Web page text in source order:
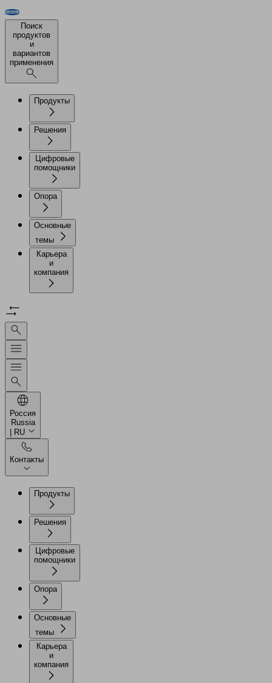
Поиск
продуктов
и
вариантов
применения
Продукты
Решения
Цифровые
помощники
Опора
Основные
темы
Карьера
и
компания
Россия
Russia
| RU
Контакты
Продукты
Решения
Цифровые
помощники
Опора
Основные
темы
Карьера
и
компания